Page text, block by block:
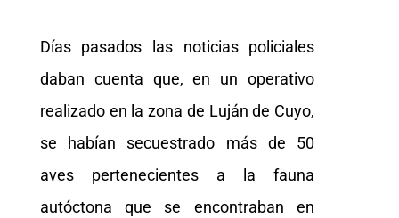
Días pasados las noticias policiales
daban cuenta que, en un operativo
realizado en la zona de Luján de Cuyo,
se habían secuestrado más de 50
aves pertenecientes a la fauna
autóctona que se encontraban en